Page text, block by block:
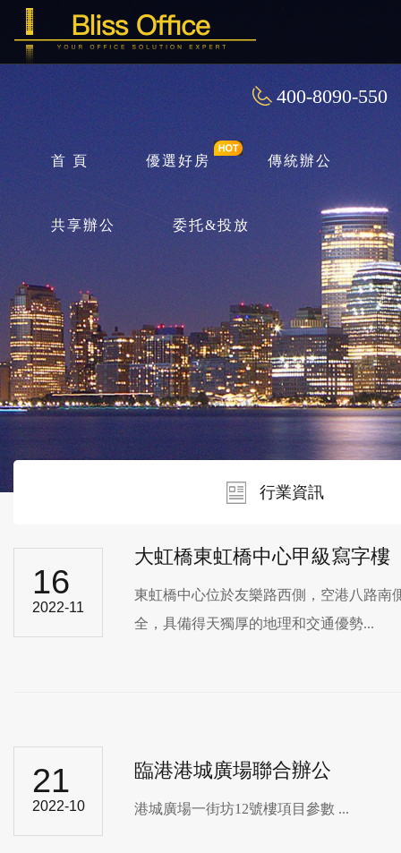
400-8090-550
首 頁 優選好房 傳統辦公
共享辦公 委托&投放
行業資訊
16
2022-11
大虹橋東虹橋中心甲級寫字樓
東虹橋中心位於友樂路西側，空港八路南
全，具備得天獨厚的地理和交通優勢...
21
2022-10
臨港港城廣場聯合辦公
港城廣場一街坊12號樓項目參數 ...